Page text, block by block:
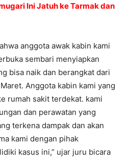
Ini Jatuh ke Tarmak dan
anggota awak kabin kami
sembari menyiapkan
bisa naik dan berangkat dari
Anggota kabin kami yang
rumah sakit terdekat. kami
dan perawatan yang
terkena dampak dan akan
kami dengan pihak
kasus ini,” ujar juru bicara